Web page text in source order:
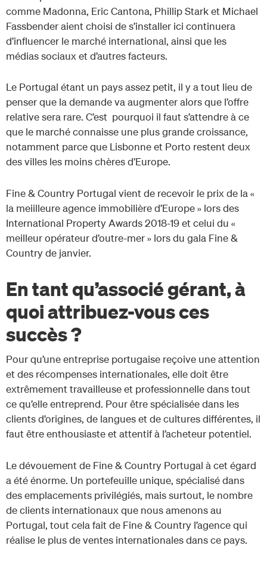
comme Madonna, Eric Cantona, Phillip Stark et Michael
Fassbender aient choisi de s’installer ici continuera
d’influencer le marché international, ainsi que les
médias sociaux et d’autres facteurs.
Le Portugal étant un pays assez petit, il y a tout lieu de
penser que la demande va augmenter alors que l’offre
relative sera rare. C’est pourquoi il faut s’attendre à ce
que le marché connaisse une plus grande croissance,
notamment parce que Lisbonne et Porto restent deux
des villes les moins chères d’Europe.
Fine & Country Portugal vient de recevoir le prix de la «
la meiilleure agence immobilière d’Europe » lors des
International Property Awards 2018-19 et celui du «
meilleur opérateur d’outre-mer » lors du gala Fine &
Country de janvier.
En tant qu’associé gérant, à
quoi attribuez-vous ces
succès ?
Pour qu’une entreprise portugaise reçoive une attention
et des récompenses internationales, elle doit être
extrêmement travailleuse et professionnelle dans tout
ce qu’elle entreprend. Pour être spécialisée dans les
clients d’origines, de langues et de cultures différentes, il
faut être enthousiaste et attentif à l’acheteur potentiel.
Le dévouement de Fine & Country Portugal à cet égard
a été énorme. Un portefeuille unique, spécialisé dans
des emplacements privilégiés, mais surtout, le nombre
de clients internationaux que nous amenons au
Portugal, tout cela fait de Fine & Country l’agence qui
réalise le plus de ventes internationales dans ce pays.